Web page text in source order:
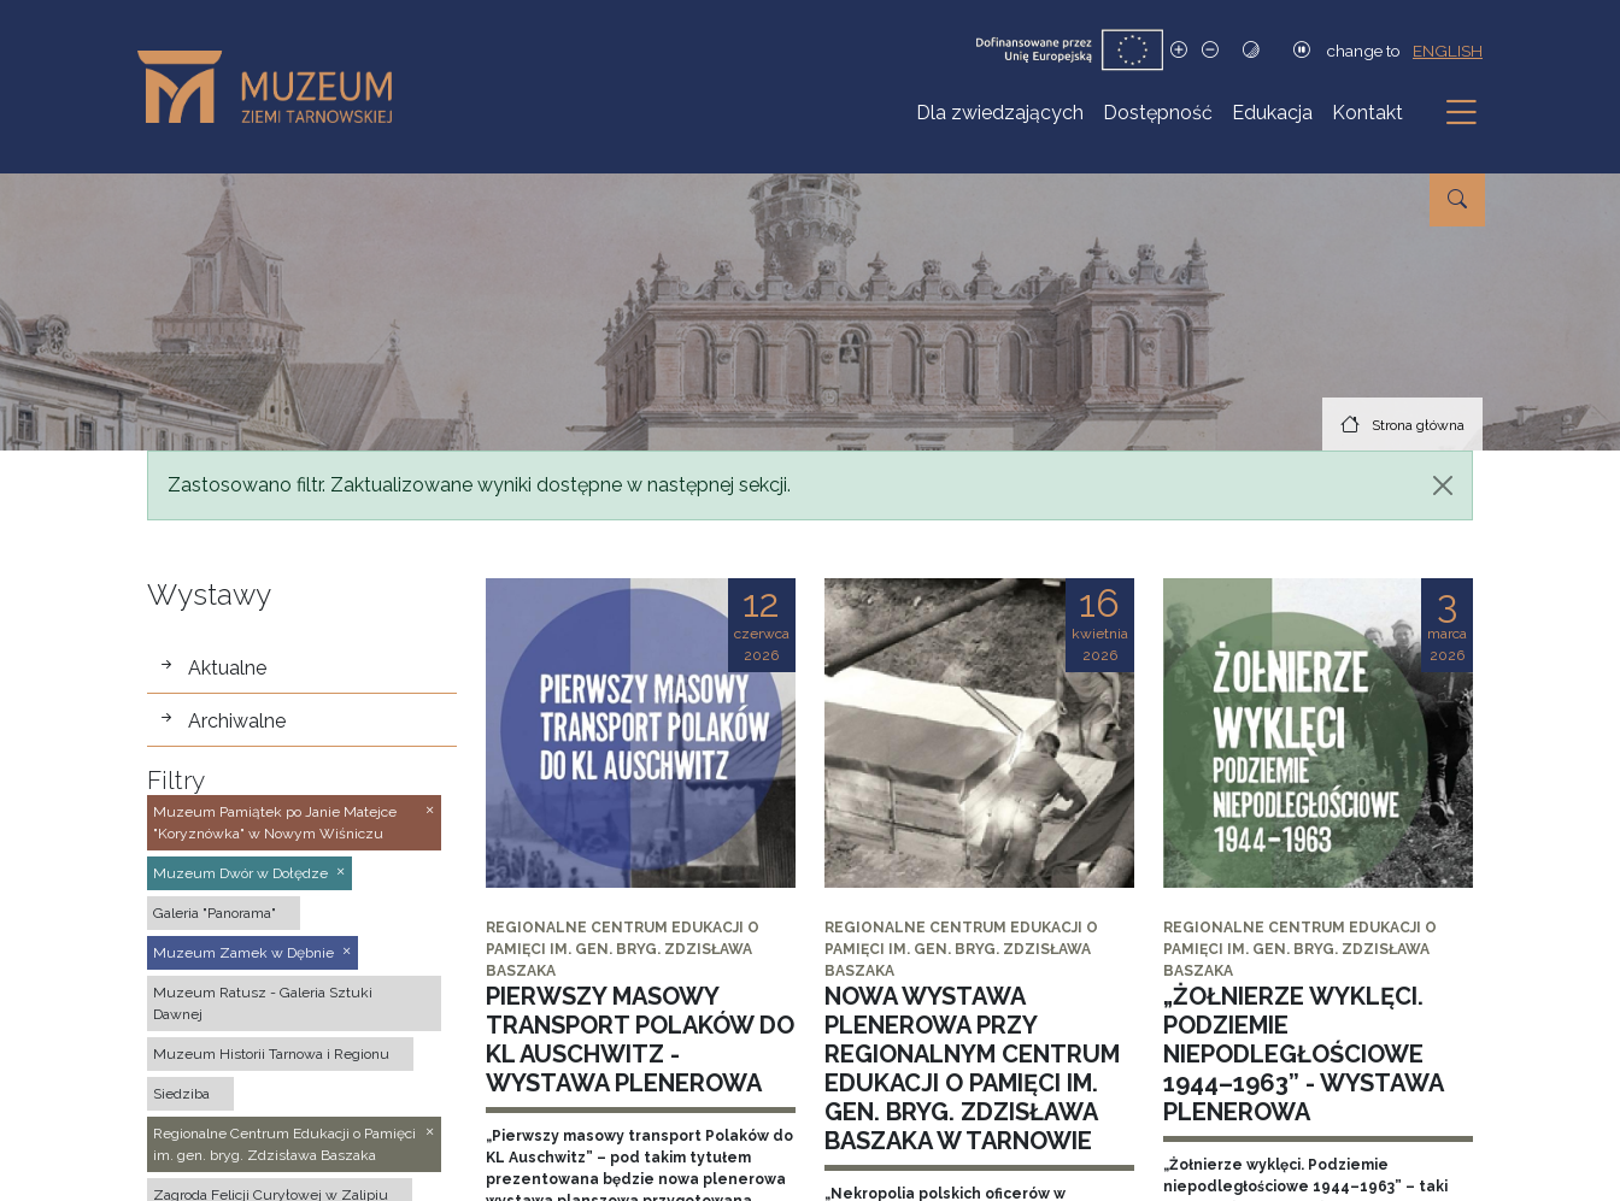
change to ENGLISH
Dla zwiedzających Dostępność Edukacja Kontakt
Podmenu
Strona główna
Komunikat
Zastosowano filtr. Zaktualizowane wyniki dostępne w następnej sekcji.
Wystawy
wystawy
Aktualne
Archiwalne
Filtry
Muzeum Pamiątek po Janie Matejce
"Koryznówka" w Nowym Wiśniczu
Muzeum Dwór w Dołędze
Galeria "Panorama"
Muzeum Zamek w Dębnie
Muzeum Ratusz - Galeria Sztuki
Dawnej
Muzeum Historii Tarnowa i Regionu
Siedziba
Regionalne Centrum Edukacji o Pamięci
im. gen. bryg. Zdzisława Baszaka
Zagroda Felicji Curyłowej w Zalipiu
12
czerwca
2026
REGIONALNE CENTRUM EDUKACJI O
PAMIĘCI IM. GEN. BRYG. ZDZISŁAWA
BASZAKA
PIERWSZY MASOWY
TRANSPORT POLAKÓW DO
KL AUSCHWITZ -
WYSTAWA PLENEROWA
„Pierwszy masowy transport Polaków do
KL Auschwitz” – pod takim tytułem
prezentowana będzie nowa plenerowa
16
kwietnia
2026
REGIONALNE CENTRUM EDUKACJI O
PAMIĘCI IM. GEN. BRYG. ZDZISŁAWA
BASZAKA
NOWA WYSTAWA
PLENEROWA PRZY
REGIONALNYM CENTRUM
EDUKACJI O PAMIĘCI IM.
GEN. BRYG. ZDZISŁAWA
BASZAKA W TARNOWIE
„Nekropolia polskich oficerów w
3
marca
2026
REGIONALNE CENTRUM EDUKACJI O
PAMIĘCI IM. GEN. BRYG. ZDZISŁAWA
BASZAKA
„ŻOŁNIERZE WYKLĘCI.
PODZIEMIE
NIEPODLEGŁOŚCIOWE
1944–1963” - WYSTAWA
PLENEROWA
„Żołnierze wyklęci. Podziemie
niepodległościowe 1944–1963” – taki